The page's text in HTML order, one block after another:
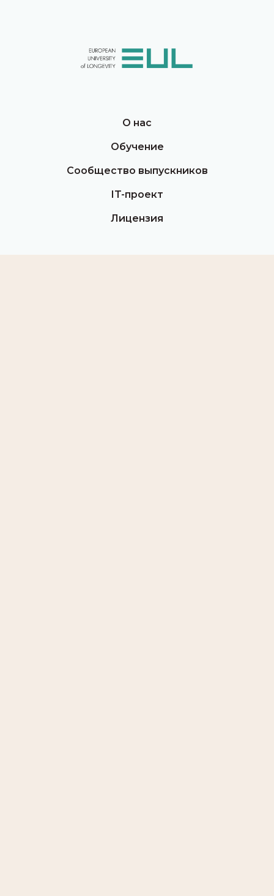
О нас
Обучение
Сообщество выпускников
IT-проект
Лицензия